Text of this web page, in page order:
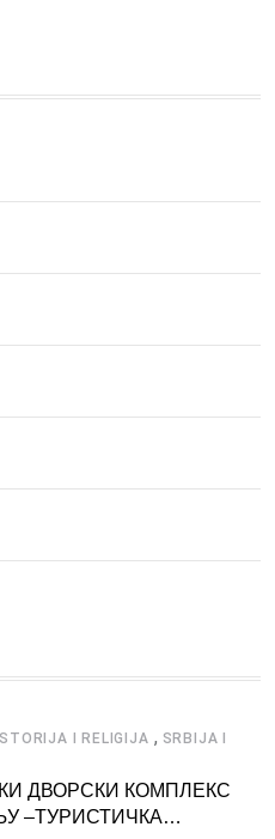
ISTORIJA I RELIGIJA , SRBIJA I
ДВОРСКИ КОМПЛЕКС
–ТУРИСТИЧКА